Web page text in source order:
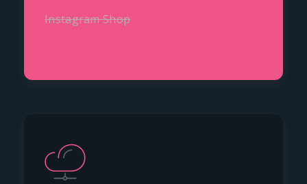
Instagram Shop